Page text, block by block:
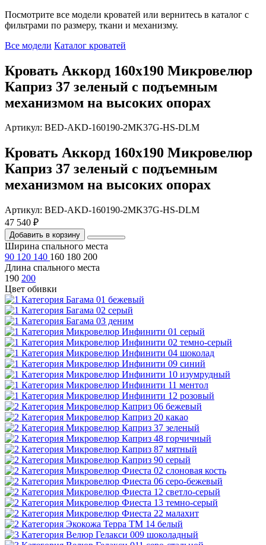
Посмотрите все модели кроватей или вернитесь в каталог с
фильтрами по размеру, ткани и механизму.
Все модели Каталог кроватей
Кровать Аккорд 160х190 Микровелюр
Каприз 37 зеленый с подъемным
механизмом на высоких опорах
Артикул: BED-AKD-160190-2MK37G-HS-DLM
Кровать Аккорд 160х190 Микровелюр
Каприз 37 зеленый с подъемным
механизмом на высоких опорах
Артикул: BED-AKD-160190-2MK37G-HS-DLM
47 540 ₽
Добавить в корзину
Ширина спального места
90 120 140 160 180 200
Длина спального места
190 200
Цвет обивки